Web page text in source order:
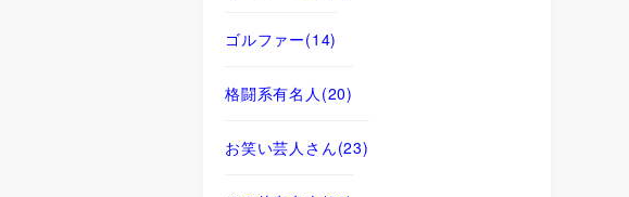
ゴルファー(14)
格闘系有名人 (20)
お笑い芸人さん(23)